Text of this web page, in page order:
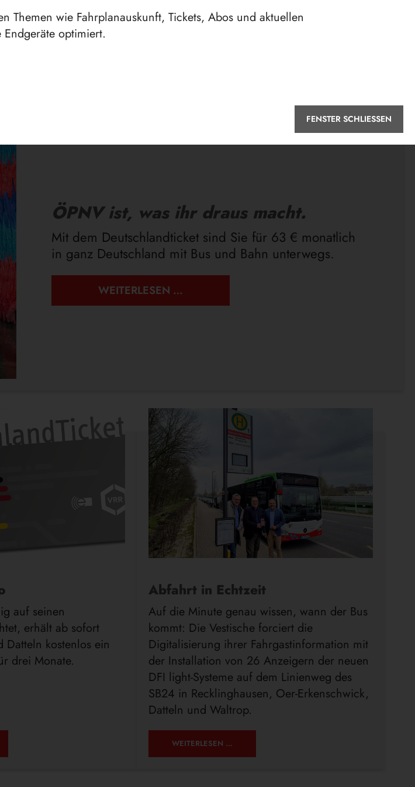
ÖPNV ist, was ihr draus macht.
Mit dem Deutschlandticket sind Sie für 63 € monatlich
in ganz Deutschland mit Bus und Bahn unterwegs.
WEITERLESEN …
IST,
auf seinen
erhält ab sofort
kostenlos ein
drei Monate.
Abfahrt in Echtzeit
Auf die Minute genau wissen, wann der Bus
kommt: Die Vestische forciert die
Digitalisierung ihrer Fahrgastinformation mit
der Installation von 26 Anzeigern der neuen
DFI light-Systeme auf dem Linienweg des
SB24 in Recklinghausen, Oer-Erkenschwick,
Datteln und Waltrop.
WEITERLESEN …
wie Fahrplanauskunft, Tickets, Abos und aktuellen
optimiert.
FENSTER SCHLIESSEN